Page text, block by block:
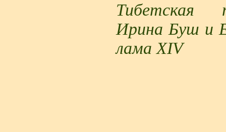
Тибетская
Ирина Буш и
лама XIV